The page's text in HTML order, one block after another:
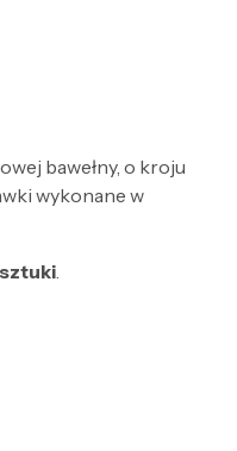
bawełny, o kroju
wykonane w
.